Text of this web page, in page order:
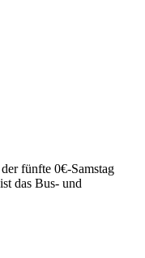
fünfte 0€-Samstag
das Bus- und